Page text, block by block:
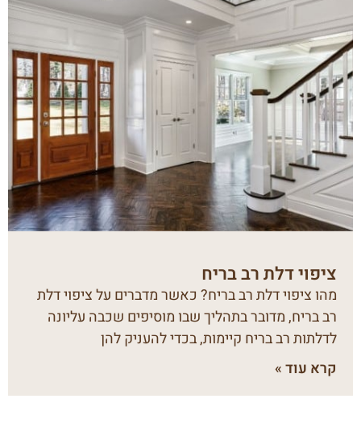
ציפוי דלת רב בריח
מהו ציפוי דלת רב בריח? כאשר מדברים על ציפוי דלת
רב בריח, מדובר בתהליך שבו מוסיפים שכבה עליונה
לדלתות רב בריח קיימות, בכדי להעניק להן
קרא עוד »